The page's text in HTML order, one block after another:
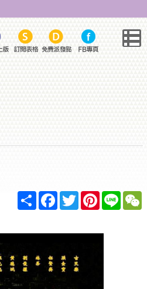
ShareFacebook
TwitterPinterest
Line